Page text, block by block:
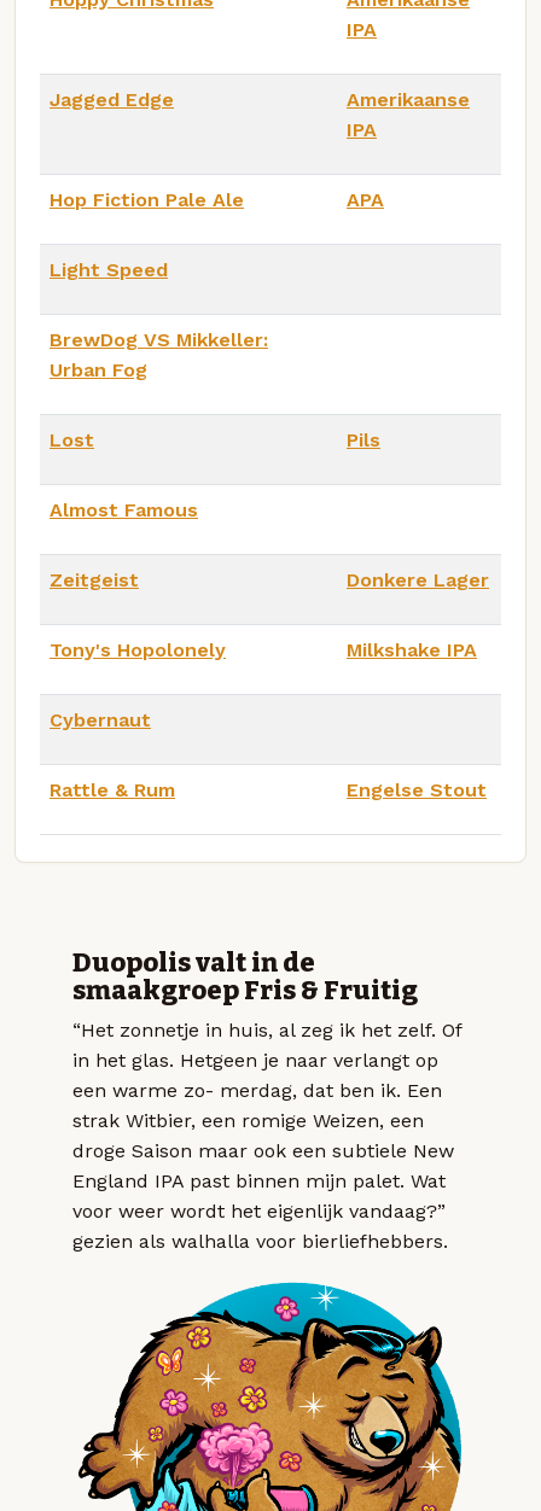
IPA
Jagged Edge
Amerikaanse
IPA
Hop Fiction Pale Ale APA
Light Speed
BrewDog VS Mikkeller:
Urban Fog
Lost Pils
Almost Famous
Zeitgeist Donkere Lager
Tony's Hopolonely Milkshake IPA
Cybernaut
Rattle & Rum Engelse Stout
Duopolis valt in de
smaakgroep Fris & Fruitig
“Het zonnetje in huis, al zeg ik het zelf. Of
in het glas. Hetgeen je naar verlangt op
een warme zo- merdag, dat ben ik. Een
strak Witbier, een romige Weizen, een
droge Saison maar ook een subtiele New
England IPA past binnen mijn palet. Wat
voor weer wordt het eigenlijk vandaag?”
gezien als walhalla voor bierliefhebbers.